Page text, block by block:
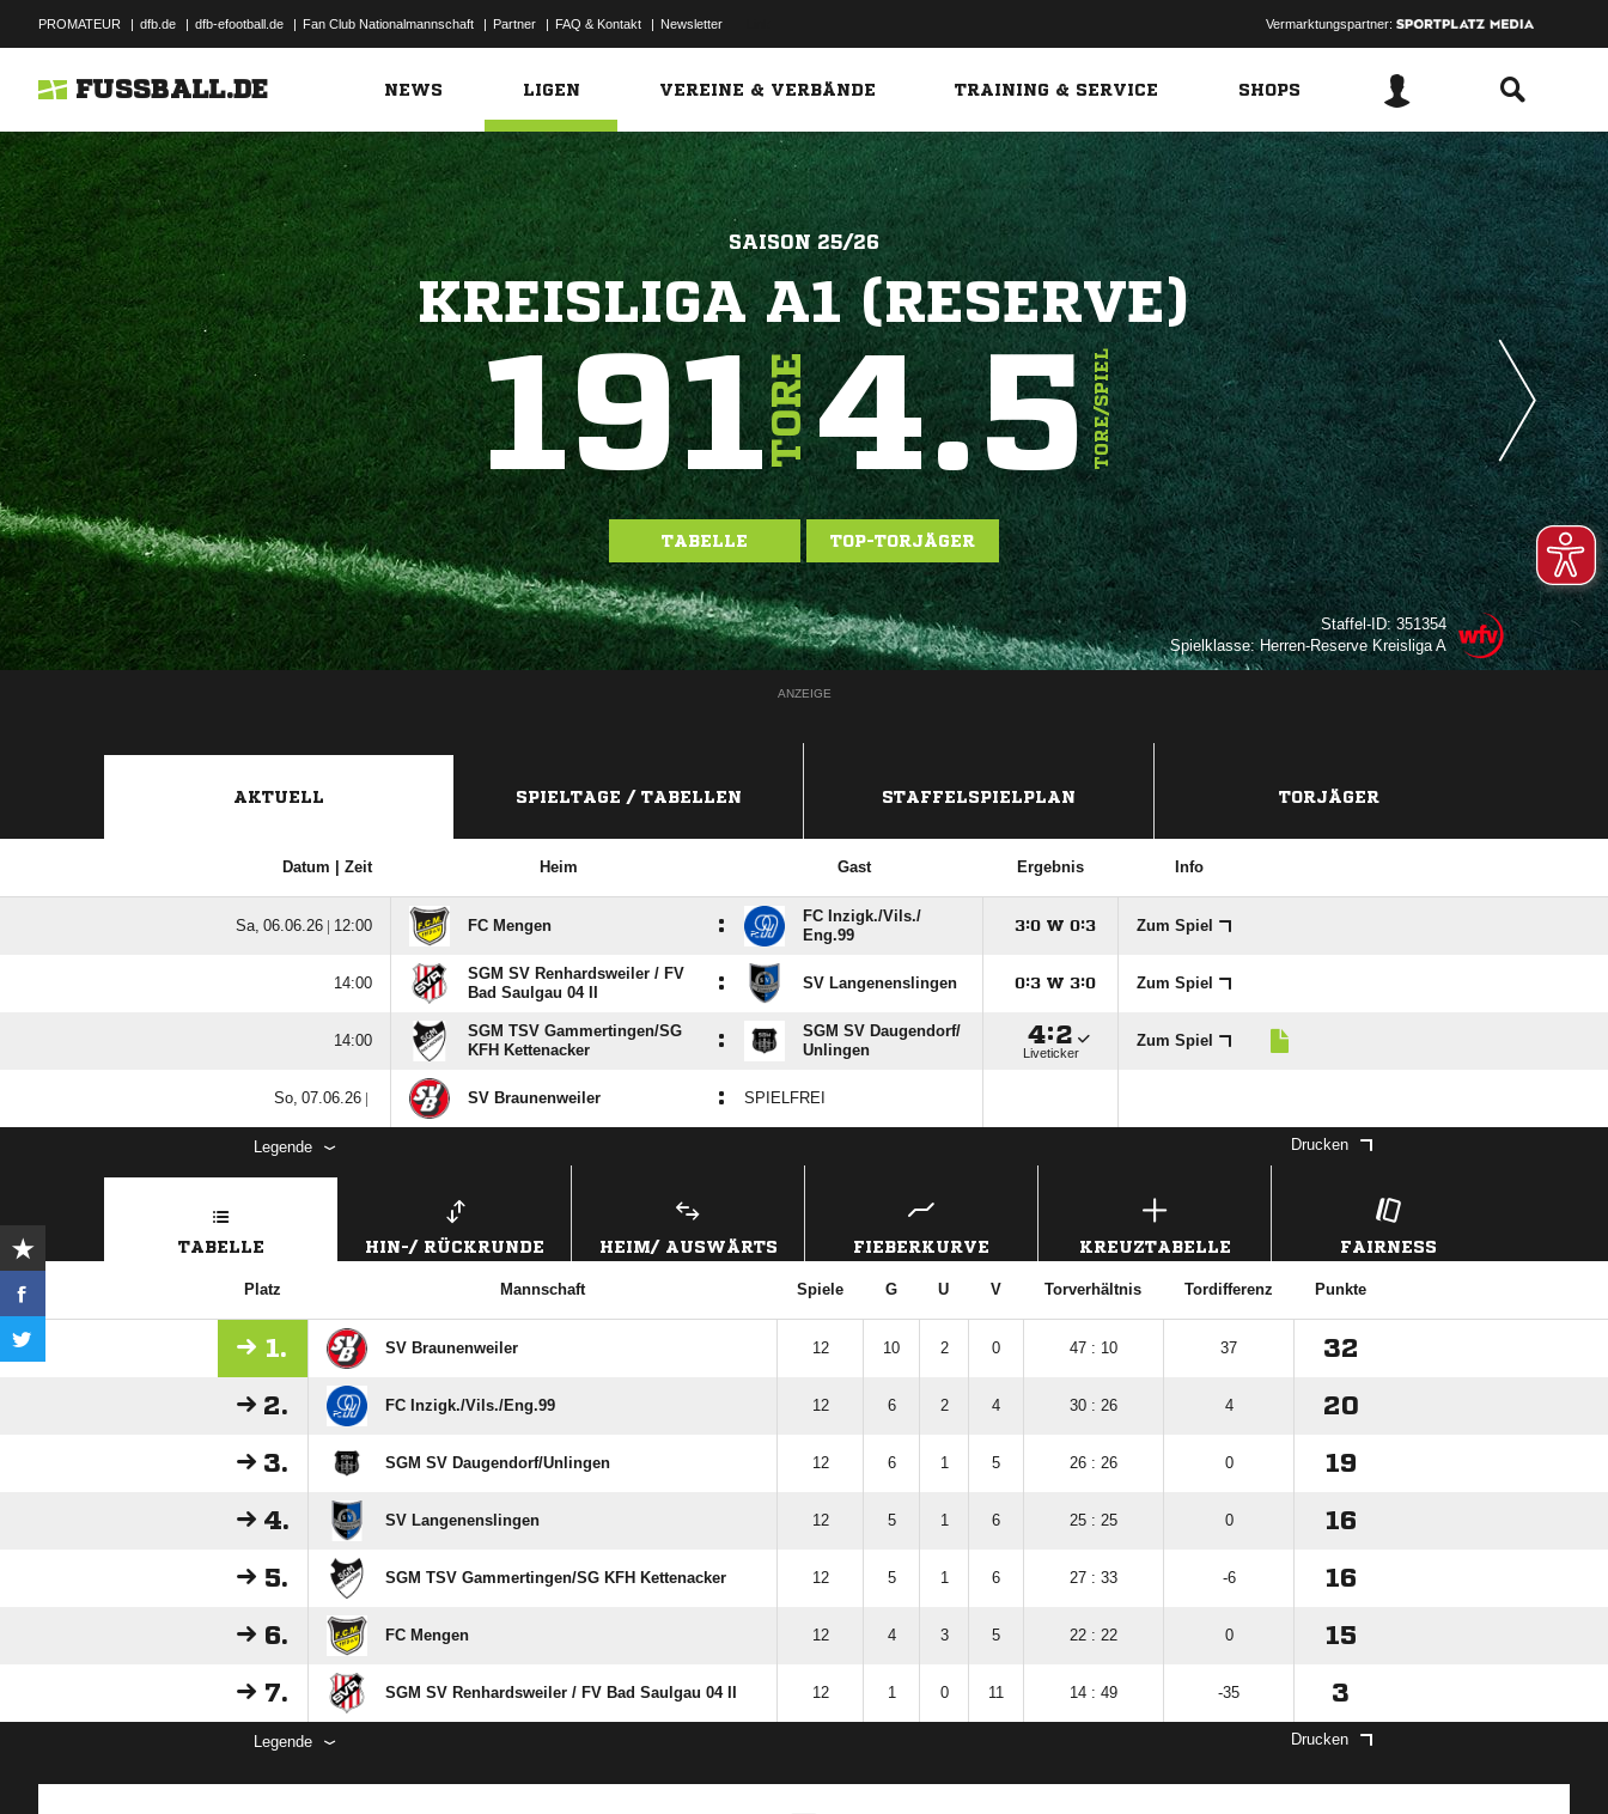
PROMATEUR | dfb.de | dfb-efootball.de | Fan Club Nationalmannschaft | Partner | FAQ & Kontakt | Newsletter Vermarktungspartner:
FUSSBALL.DE NEWS LIGEN VEREINE & VERBÄNDE TRAINING & SERVICE SHOPS
SAISON 25/26
KREISLIGA A1 (RESERVE)
191TORE4.5TORE/SPIEL
TABELLE TOP-TORJÄGER
Staffel-ID: 351354
Spielklasse: Herren-Reserve Kreisliga A
ANZEIGE
AKTUELL SPIELTAGE / TABELLEN STAFFELSPIELPLAN TORJÄGER
Datum | Zeit Heim Gast Ergebnis Info
  |  FC Mengen :
FC Inzigk./​Vils./​
Eng.99
: W: Zum Spiel

SGM SV Renhardsweiler /​ FV
Bad Saulgau 04 II
: SV Langenenslingen : W: Zum Spiel

SGM TSV Gammertingen/​SG
KFH Kettenacker
:
SGM SV Daugendorf/​
Unlingen
:
Liveticker
Zum Spiel
  | SV Braunenweiler : SPIELFREI
Legende Drucken
TABELLE HIN-/ RÜCKRUNDE HEIM/ AUSWÄRTS FIEBERKURVE KREUZTABELLE FAIRNESS
Platz Mannschaft Spiele G U V Torverhältnis Tordifferenz Punkte
1. SV Braunenweiler 12 10 2 0 47 : 10 37 32
2. FC Inzigk./​Vils./​Eng.99 12 6 2 4 30 : 26 4 20
3. SGM SV Daugendorf/​Unlingen 12 6 1 5 26 : 26 0 19
4. SV Langenenslingen 12 5 1 6 25 : 25 0 16
5. SGM TSV Gammertingen/​SG KFH Kettenacker 12 5 1 6 27 : 33 -6 16
6. FC Mengen 12 4 3 5 22 : 22 0 15
7. SGM SV Renhardsweiler /​ FV Bad Saulgau 04 II 12 1 0 11 14 : 49 -35 3
Legende Drucken